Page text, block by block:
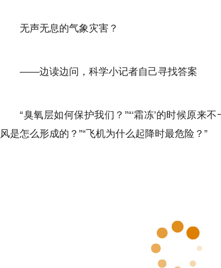
无声无息的气象灾害？
——边读边问，科学小记者自己寻找答案
“臭氧层如何保护我们？”“‘霜冻’的时候原来
风是怎么形成的？”“飞机为什么起降时最危险？”